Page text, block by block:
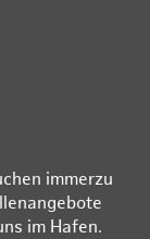
im­mer­zu
im Ha­fen.